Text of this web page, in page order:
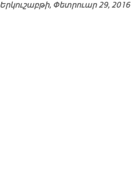
Երկուշաբթի, Փետրուար 29, 2016